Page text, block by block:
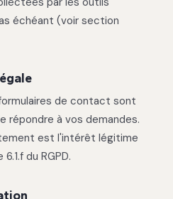
échéant (voir section
de contact sont
répondre à vos demandes.
est l'intérêt légitime
du RGPD.